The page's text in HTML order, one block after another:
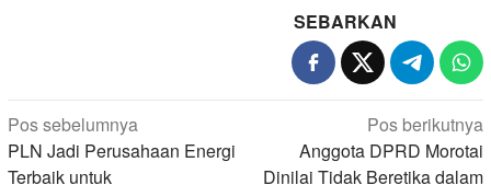
SEBARKAN
Navigasi
pos
Pos sebelumnya
PLN Jadi Perusahaan Energi
Terbaik untuk
Pos berikutnya
Anggota DPRD Morotai
Dinilai Tidak Beretika dalam